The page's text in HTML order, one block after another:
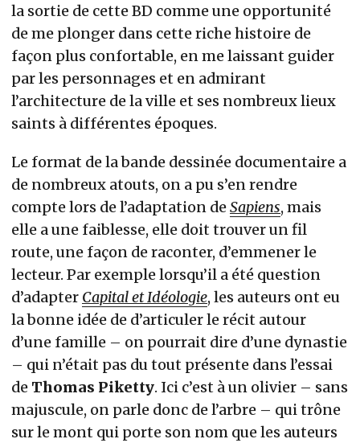
la sortie de cette BD comme une opportunité
de me plonger dans cette riche histoire de
façon plus confortable, en me laissant guider
par les personnages et en admirant
l’architecture de la ville et ses nombreux lieux
saints à différentes époques.
Le format de la bande dessinée documentaire a
de nombreux atouts, on a pu s’en rendre
compte lors de l’adaptation deSapiens, mais
elle a une faiblesse, elle doit trouver un fil
route, une façon de raconter, d’emmener le
lecteur. Par exemple lorsqu’il a été question
d’adapter Capital et Idéologie, les auteurs ont eu
la bonne idée de d’articuler le récit autour
d’une famille – on pourrait dire d’une dynastie
– qui n’était pas du tout présente dans l’essai
de Thomas Piketty. Ici c’est à un olivier – sans
majuscule, on parle donc de l’arbre – qui trône
sur le mont qui porte son nom que les auteurs